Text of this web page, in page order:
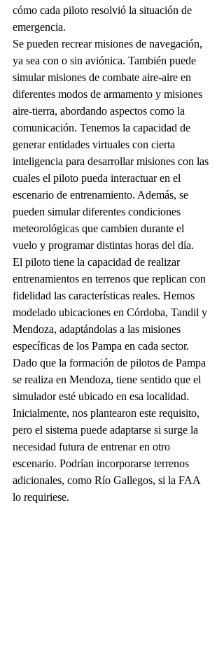
cómo cada piloto resolvió la situación de
emergencia.
Se pueden recrear misiones de navegación,
ya sea con o sin aviónica. También puede
simular misiones de combate aire-aire en
diferentes modos de armamento y misiones
aire-tierra, abordando aspectos como la
comunicación. Tenemos la capacidad de
generar entidades virtuales con cierta
inteligencia para desarrollar misiones con las
cuales el piloto pueda interactuar en el
escenario de entrenamiento. Además, se
pueden simular diferentes condiciones
meteorológicas que cambien durante el
vuelo y programar distintas horas del día.
El piloto tiene la capacidad de realizar
entrenamientos en terrenos que replican con
fidelidad las características reales. Hemos
modelado ubicaciones en Córdoba, Tandil y
Mendoza, adaptándolas a las misiones
específicas de los Pampa en cada sector.
Dado que la formación de pilotos de Pampa
se realiza en Mendoza, tiene sentido que el
simulador esté ubicado en esa localidad.
Inicialmente, nos plantearon este requisito,
pero el sistema puede adaptarse si surge la
necesidad futura de entrenar en otro
escenario. Podrían incorporarse terrenos
adicionales, como Río Gallegos, si la FAA
lo requiriese.